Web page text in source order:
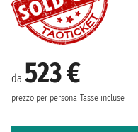
da 523 €
prezzo per persona Tasse incluse